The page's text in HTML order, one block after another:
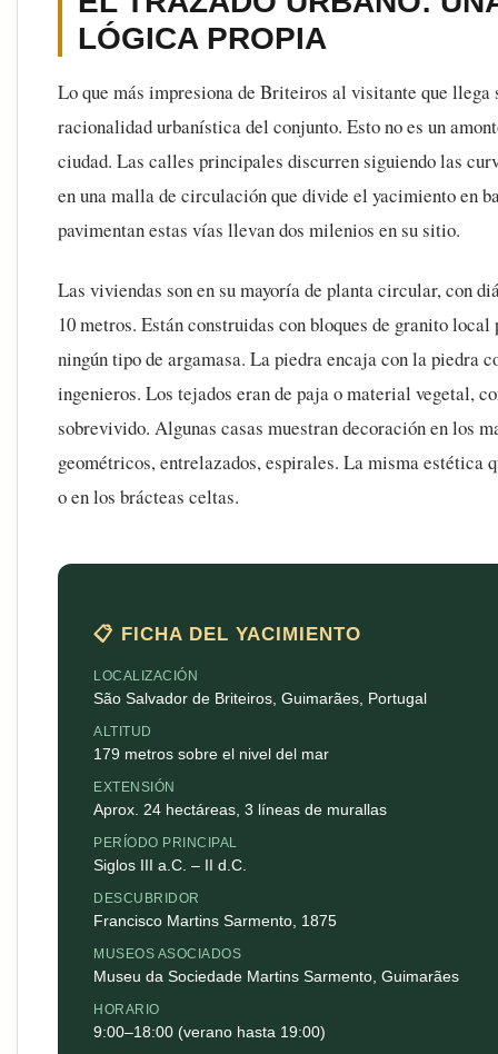
LÓGICA PROPIA
Lo que más impresiona de Briteiros al visitante que llega
racionalidad urbanística del conjunto. Esto no es un
ciudad. Las calles principales discurren siguiendo las
en una malla de circulación que divide el yacimiento en
pavimentan estas vías llevan dos milenios en su sitio.
Las viviendas son en su mayoría de planta circular, con
10 metros. Están construidas con bloques de granito
ningún tipo de argamasa. La piedra encaja con la piedra
ingenieros. Los tejados eran de paja o material vegetal,
sobrevivido. Algunas casas muestran decoración en los
geométricos, entrelazados, espirales. La misma estética
o en los brácteas celtas.
📋 FICHA DEL YACIMIENTO
LOCALIZACIÓN
São Salvador de Briteiros, Guimarães, Portugal
ALTITUD
179 metros sobre el nivel del mar
EXTENSIÓN
Aprox. 24 hectáreas, 3 líneas de murallas
PERÍODO PRINCIPAL
Siglos III a.C. – II d.C.
DESCUBRIDOR
Francisco Martins Sarmento, 1875
MUSEOS ASOCIADOS
Museu da Sociedade Martins Sarmento, Guimarães
HORARIO
9:00–18:00 (verano hasta 19:00)